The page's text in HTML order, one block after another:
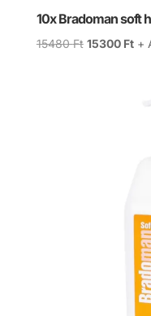
10x Bradoman soft
15480Ft Original
15300 Ft +